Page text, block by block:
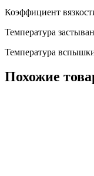
Коэффициент
Температура
Температура
Похожие